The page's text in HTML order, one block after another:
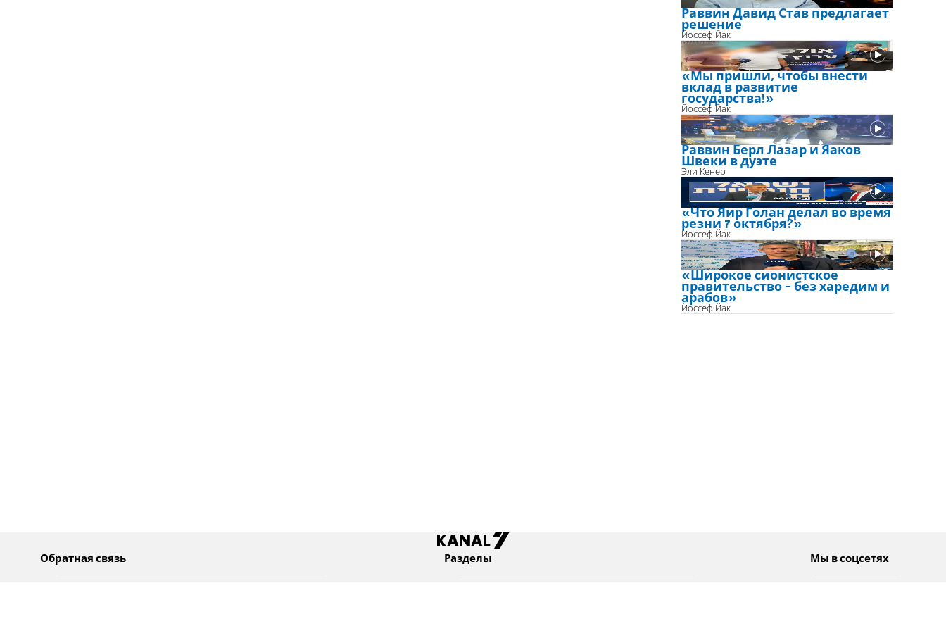
Раввин Давид Став предлагает
решение
Йоссеф Йак
«Мы пришли, чтобы внести
вклад в развитие
государства!»
Йоссеф Йак
Раввин Берл Лазар и Яаков
Швеки в дуэте
Эли Кенер
«Что Яир Голан делал во время
резни 7 октября?»
Йоссеф Йак
«Широкое сионистское
правительство - без харедим и
арабов»
Йоссеф Йак
Обратная связь Разделы Мы в соцсетях